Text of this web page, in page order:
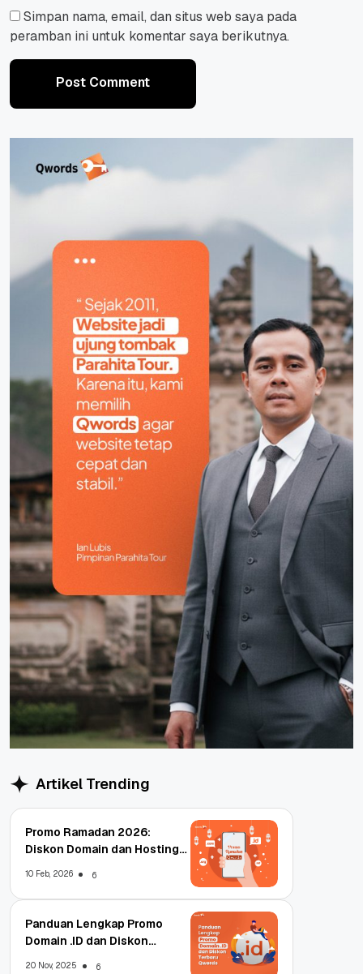
Simpan nama, email, dan situs web saya pada
peramban ini untuk komentar saya berikutnya.
Post Comment
Artikel Trending
Promo Ramadan 2026:
Diskon Domain dan Hosting
10 Feb, 2026 6
Panduan Lengkap Promo
Domain .ID dan Diskon
20 Nov, 2025 6